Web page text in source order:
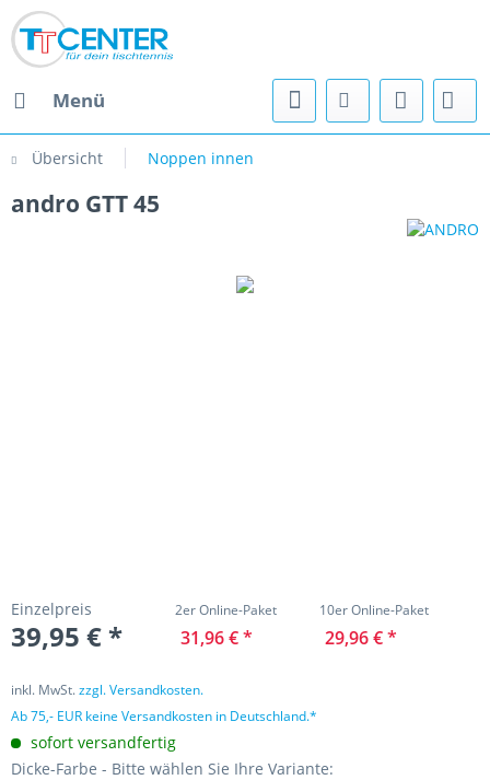
Menü
Übersicht Noppen innen
andro GTT 45
Einzelpreis
39,95 € *
2er Online-Paket
31,96 € *
10er Online-Paket
29,96 € *
inkl. MwSt.zzgl. Versandkosten.
Ab 75,- EUR keine Versandkosten in Deutschland.*
sofort versandfertig
Dicke-Farbe - Bitte wählen Sie Ihre Variante: